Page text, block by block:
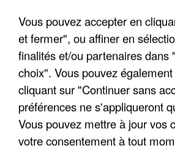
LES DONNÉES DE 300 000
INTERMARCHÉ APRÈS UNE...
Vous pouvez accepter en
et fermer", ou affiner en
finalités et/ou partenaires dans
choix". Vous pouvez
cliquant sur "Continuer sans
préférences ne s'appliqueront
Vous pouvez mettre à jour vos
votre consentement à tout